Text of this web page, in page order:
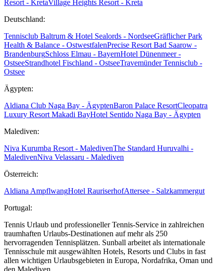
Resort - KretaVillage Heights Resort - Kreta
Deutschland:
Tennisclub Baltrum & Hotel Sealords - NordseeGräflicher Park
Health & Balance - OstwestfalenPrecise Resort Bad Saarow -
BrandenburgSchloss Elmau - BayernHotel Dünenmeer -
OstseeStrandhotel Fischland - OstseeTravemünder Tennisclub -
Ostsee
Ägypten:
Aldiana Club Naga Bay - ÄgyptenBaron Palace ResortCleopatra
Luxury Resort Makadi BayHotel Sentido Naga Bay - Ägypten
Malediven:
Niva Kurumba Resort - MaledivenThe Standard Huruvalhi -
MaledivenNiva Velassaru - Malediven
Österreich:
Aldiana AmpflwangHotel RauriserhofAttersee - Salzkammergut
Portugal:
Tennis Urlaub und professioneller Tennis-Service in zahlreichen
traumhaften Urlaubs-Destinationen auf mehr als 250
hervorragenden Tennisplätzen. Sunball arbeitet als internationale
Tennisschule mit ausgewählten Hotels, Resorts und Clubs in fast
allen wichtigen Urlaubsgebieten in Europa, Nordafrika, Oman und